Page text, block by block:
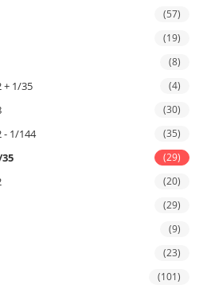
(57)
(19)
(8)
+ 1/35 (4)
(30)
- 1/144 (35)
(29)
(20)
(29)
(9)
(23)
(101)